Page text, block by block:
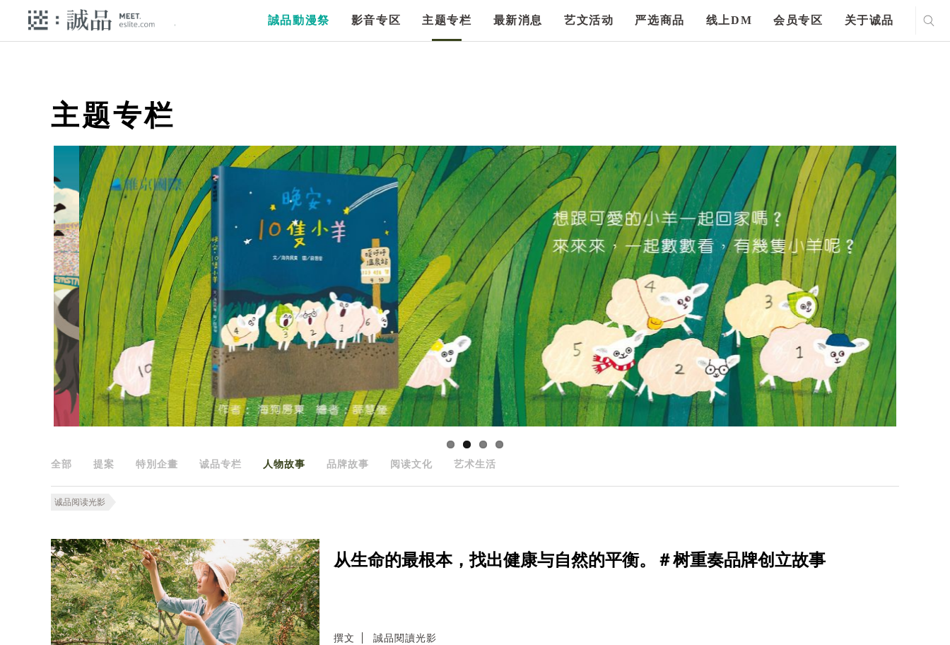
誠品動漫祭 影音专区 主题专栏 最新消息 艺文活动 严选商品 线上DM 会员专区 关于诚品
主题专栏
全部 提案 特別企畫 诚品专栏 人物故事 品牌故事 阅读文化 艺术生活
诚品阅读光影
从生命的最根本，找出健康与自然的平衡。＃树重奏品牌创立故事
撰文 誠品閱讀光影